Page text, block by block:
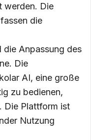
werden. Die
die
die Anpassung des
Die
AI, eine große
zu bedienen,
Die Plattform ist
Nutzung